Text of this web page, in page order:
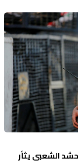
الشعبي يثأر